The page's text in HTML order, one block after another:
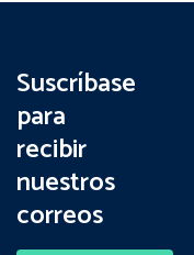
Suscríbase
para
recibir
nuestros
correos